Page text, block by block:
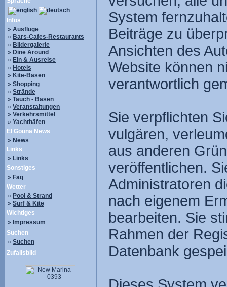
Infos
» Ausflüge
» Bars-Cafes-Restaurants
» Bildergalerie
» Dine Around
» Ein & Ausreise
» Hotels
» Kite-Basen
» Shopping
» Strände
» Tauch - Basen
» Veranstaltungen
» Verkehrsmittel
» Yachthäfen
El Gouna News
» News
Links
» Links
Sonstiges
» Faq
Wetter
» Pool & Strand
» Surf & Kite
Wichtiges
» Impressum
Suchen
» Suchen
Zufallsbild
System
Beiträge zu
Ansichten des
Website können
verantwortlich
Sie verpflichten
vulgären,
aus anderen
veröffentlichen.
Administratoren
nach eigenem
bearbeiten. Sie
Rahmen der
Datenbank